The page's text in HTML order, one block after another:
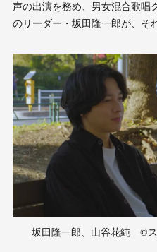
声の出演を務め、男女混合歌唱
のリーダー・坂田隆一郎が、そ
坂田隆一郎、山谷花純 ©ス